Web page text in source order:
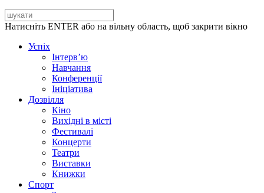
Натисніть ENTER або на вільну область, щоб закрити вікно
Успіх
Інтерв’ю
Навчання
Конференції
Ініціатива
Дозвілля
Кіно
Вихідні в місті
Фестивалі
Концерти
Театри
Виставки
Книжки
Спорт